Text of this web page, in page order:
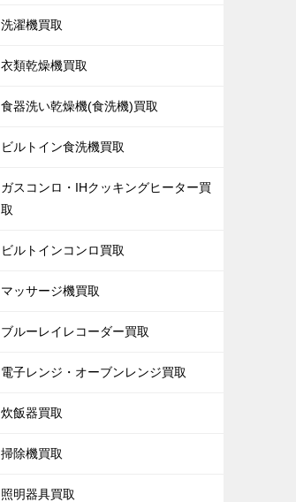
洗濯機買取
衣類乾燥機買取
食器洗い乾燥機(食洗機)買取
ビルトイン食洗機買取
ガスコンロ・IHクッキングヒーター買
取
ビルトインコンロ買取
マッサージ機買取
ブルーレイレコーダー買取
電子レンジ・オーブンレンジ買取
炊飯器買取
掃除機買取
照明器具買取